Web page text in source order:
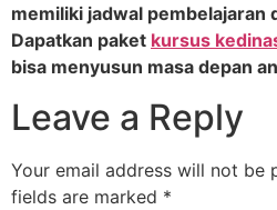
memiliki jadwal pembelajaran
Dapatkan paket kursus
bisa menyusun masa depan
Leave a Reply
Your email address will not be
fields are marked *